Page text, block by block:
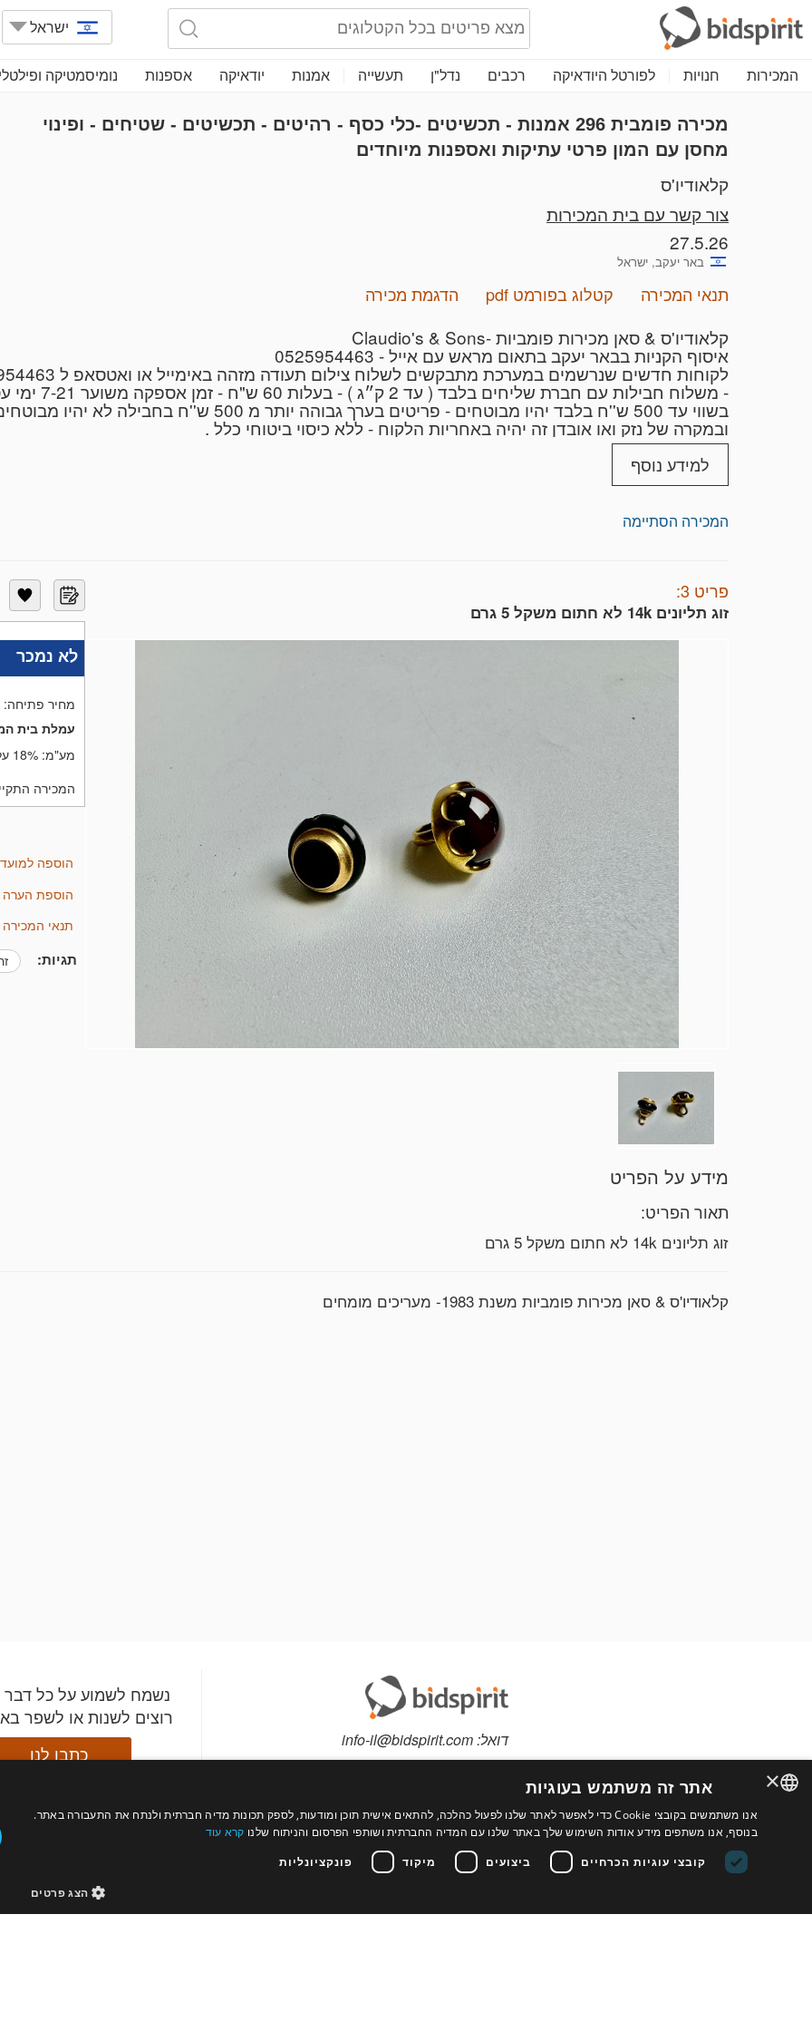
ישראל
המכירות חנויות לפורטל היודאיקה רכבים נדל"ן תעשייה אמנות יודאיקה אספנות נומיסמטיקה
מכירה פומבית 296
אמנות - תכשיטים -כלי כסף - רהיטים - תכשיטים - שטיחים - ופינוי
מחסן עם המון פרטי עתיקות ואספנות מיוחדים
קלאודיו'ס
צור קשר עם בית המכירות
27.5.26
באר יעקב, ישראל
תנאי המכירה קטלוג בפורמט pdf הדגמת מכירה
קלאודיו'ס & סאן מכירות פומביות -Claudio's & Sons
איסוף הקניות בבאר יעקב בתאום מראש עם אייל - 0525954463
לקוחות חדשים שנרשמים במערכת מתבקשים לשלוח צילום תעודה מזהה באימייל או ואטסאפ ל 0525954463
- משלוח חבילות עם חברת שליחים בלבד ( עד 2 ק״ג ) - בעלות 60 ש"ח - זמן אספקה משוער 7-21 ימי עסקים,
בשווי עד 500 ש''ח בלבד יהיו מבוטחים - פריטים בערך גבוהה יותר מ 500 ש''ח בחבילה לא יהיו מבוטחים
ובמקרה של נזק ואו אובדן זה יהיה באחריות הלקוח - ללא כיסוי ביטוחי כלל .
לא שולחים פריטים שבירים ודברי ערך יקרים- אין ביטוח לשבר פריטים -רק באיסוף עצמי
למידע נוסף
המכירה הסתיימה
פריט 3:
זוג תליונים 14k לא חתום משקל 5 גרם
לא נמכר
מחיר פתיחה:
עמלת בית
מע"מ: 18% על העמלה בלבד
המכירה התקיימה
הוספה
הוספת הערה
תנאי
תגיות:
מידע על הפריט
תאור הפריט:
זוג תליונים 14k לא חתום משקל 5 גרם
קלאודיו'ס & סאן מכירות פומביות משנת 1983- מעריכים מומחים
דואל:info-il@bidspirit.com
נשמח לשמוע על כל דבר
רוצים לשנות או לשפר
כתבו לנו
יש לכם פריטים למכירה?צור קשר
אתר מותאם אישית לבתי מכירותפרטים
עקבו
התקינו את אפליקציית
השתתפו במכירות
וקבלו התראות לפני
ENGLISH
FRENCH
× אתר זה משתמש בעוגיות
אנו משתמשים בקובצי Cookie כדי לאפשר לאתר שלנו לפעול כהלכה, להתאים אישית תוכן ומודעות, לספק תכונות מדיה חברתית ולנתח את התעבורה באתר.
בנוסף, אנו משתפים מידע אודות השימוש שלך באתר שלנו עם המדיה החברתית ושותפי הפרסום והניתוח שלנו קרא עוד
קובצי עוגיות הכרחיים
ביצועים מיקוד פונקציונליות
הצג פרטים